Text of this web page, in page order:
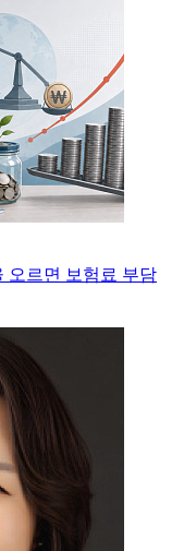
오르면 보험료 부담